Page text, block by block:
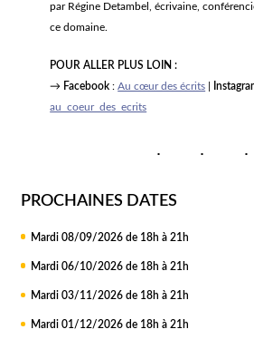
par Régine Detambel, écrivaine,
ce domaine.
POUR ALLER PLUS LOIN :
→ Facebook:Au cœur des écrits
au_coeur_des_ecrits
PROCHAINES DATES
Mardi 08/09/2026 de 18h à 21h
Mardi 06/10/2026 de 18h à 21h
Mardi 03/11/2026 de 18h à 21h
Mardi 01/12/2026 de 18h à 21h